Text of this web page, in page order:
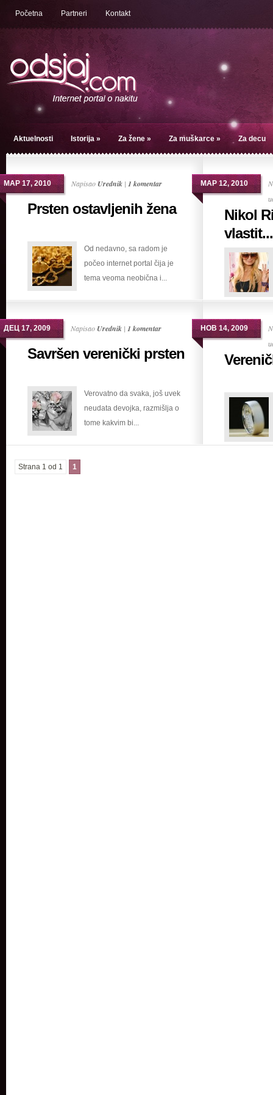
Početna Partneri Kontakt
Aktuelnosti Istorija » Za žene » Za muškarce » Za decu
МАР 17, 2010 Napisao Urednik | 1 komentar
Prsten ostavljenih žena
Od nedavno, sa radom je
počeo internet portal čija je
tema veoma neobična i...
МАР 12, 2010
Nikol
vlastit...
ДЕЦ 17, 2009 Napisao Urednik | 1 komentar
Savršen verenički prsten
Verovatno da svaka, još uvek
neudata devojka, razmišlja o
tome kakvim bi...
НОВ 14, 2009
Strana 1 od 1 1